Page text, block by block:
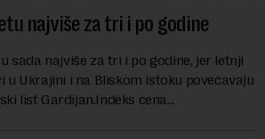
najviše za tri i po godine
sada najviše za tri i po godine, jer letnji
Ukrajini i na Bliskom istoku povećavaju
list Gardijan.Indeks cena